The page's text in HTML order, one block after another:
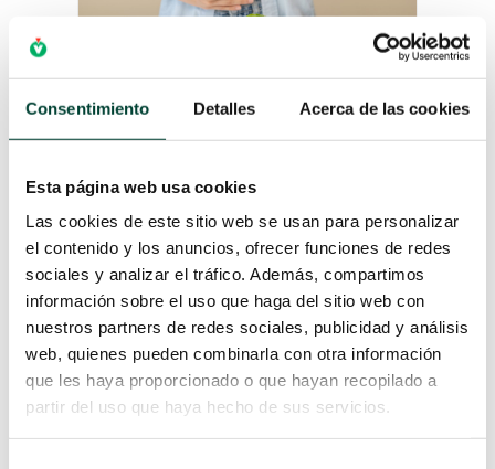
Consentimiento Detalles Acerca de las cookies
Esta página web usa cookies
Las cookies de este sitio web se usan para personalizar
el contenido y los anuncios, ofrecer funciones de redes
sociales y analizar el tráfico. Además, compartimos
información sobre el uso que haga del sitio web con
nuestros partners de redes sociales, publicidad y análisis
web, quienes pueden combinarla con otra información
que les haya proporcionado o que hayan recopilado a
partir del uso que haya hecho de sus servicios.
AYUNO INTERMITENTE: EL
RIESGO OCULTO PARA EL
por Verónica Gil Díez
Cómo identificar cuándo el
ayuno supone una amenaza para la
salud cardiovascular. Una visión
crítica para profesionales sanitarios
El ayuno intermitente (AI) se ha
popularizado de forma extraordinaria
en los últimos años...
LEER MÁS